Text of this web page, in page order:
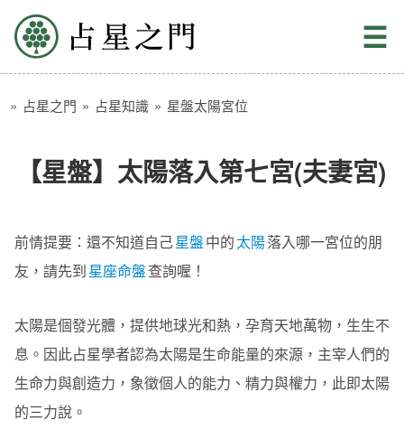
占星之門 ☰
» 占星之門 » 占星知識 » 星盤太陽宮位
【星盤】太陽落入第七宮(夫妻宮)
前情提要：還不知道自己星盤中的太陽落入哪一宮位的朋
友，請先到星座命盤查詢喔！
太陽是個發光體，提供地球光和熱，孕育天地萬物，生生不
息。因此占星學者認為太陽是生命能量的來源，主宰人們的
生命力與創造力，象徵個人的能力、精力與權力，此即太陽
的三力說。